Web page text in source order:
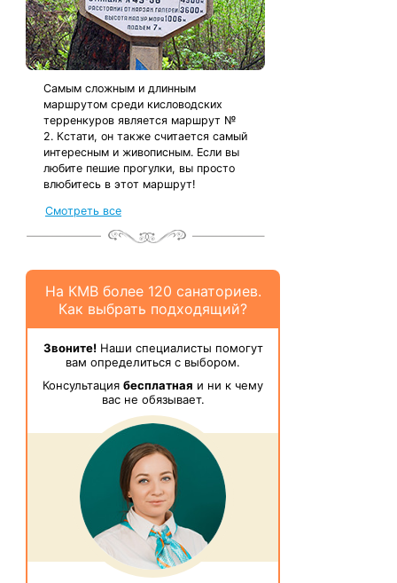
Самым сложным и длинным
маршрутом среди кисловодских
терренкуров является маршрут №
2. Кстати, он также считается самый
интересным и живописным. Если вы
любите пешие прогулки, вы просто
влюбитесь в этот маршрут!
Смотреть все
На КМВ более 120 санаториев.
Как выбрать подходящий?
Звоните!Наши специалисты помогут
вам определиться с выбором.
Консультация бесплатная и ни к чему
вас не обязывает.